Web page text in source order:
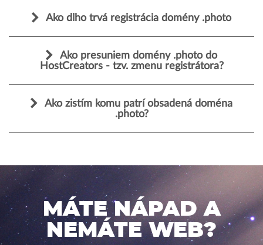
Ako dlho trvá registrácia domény .photo
Ako presuniem domény .photo do
HostCreators - tzv. zmenu registrátora?
Ako zistím komu patrí obsadená doména
.photo?
MÁTE NÁPAD A
NEMÁTE WEB?